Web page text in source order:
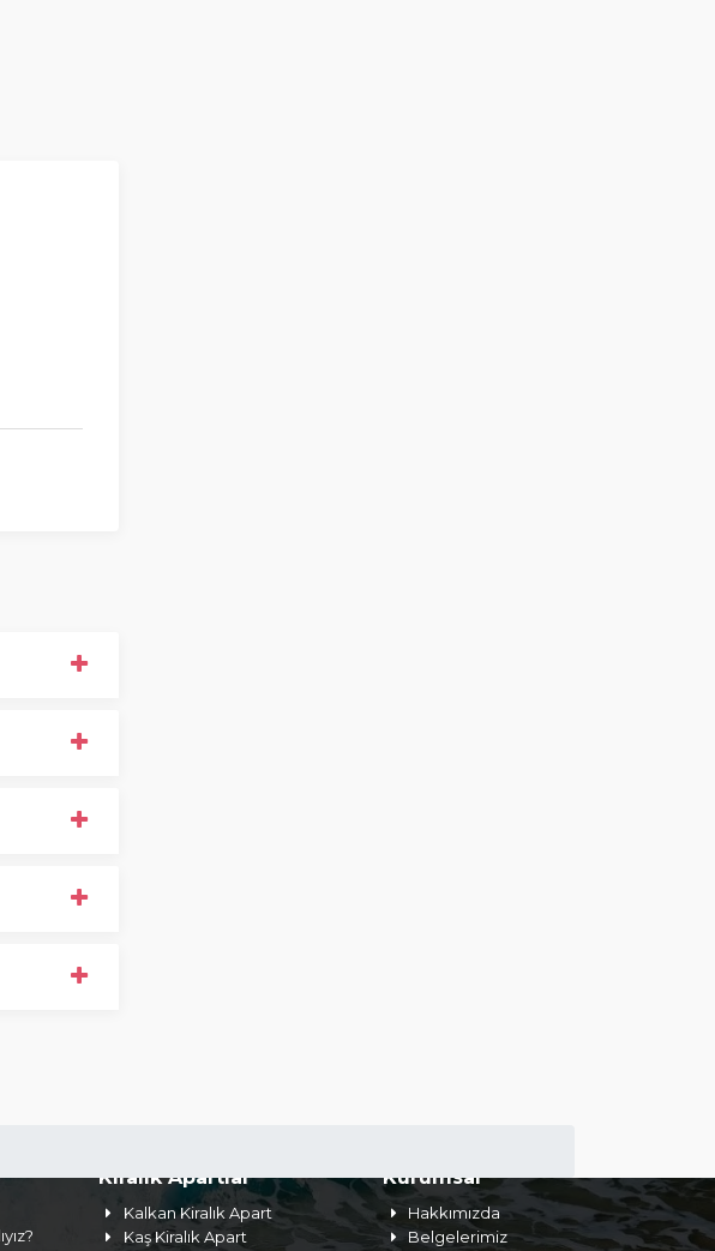
Kiralık Apartlar
Kalkan Kiralık Apart
Kaş Kiralık Apart
Kurumsal
Hakkımızda
Belgelerimiz